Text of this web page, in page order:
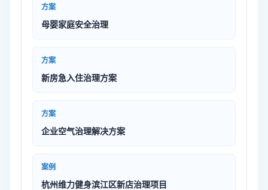
方案
母婴家庭安全治理
方案
新房急入住治理方案
方案
企业空气治理解决方案
案例
杭州维力健身滨江区新店治理项目